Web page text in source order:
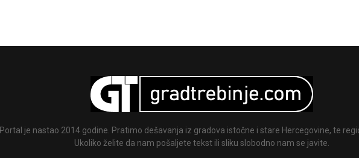
Portal je nastao 2014 godine. Pratimo dešavanja iz gradova istočne i stare Hercegovine, te
Ukoliko želite da nam pošaljete tekst ili sliku slobodno nam se javite.